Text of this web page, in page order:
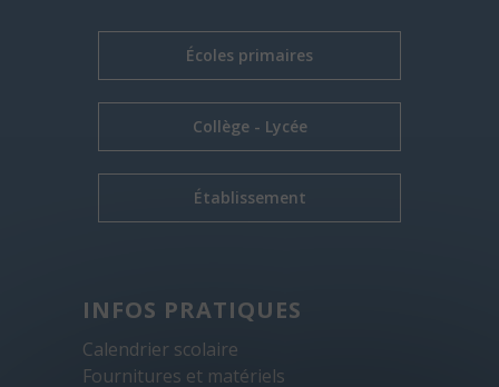
Écoles primaires
Collège - Lycée
Établissement
INFOS PRATIQUES
Calendrier scolaire
Fournitures et matériels